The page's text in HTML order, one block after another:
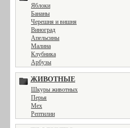
Яблоки
Бананы
Черешня и вишня
Виноград
Апельсины
Малина
Клубника
Арбузы
ЖИВОТНЫЕ
Шкуры животных
Перья
Мех
Рептилии